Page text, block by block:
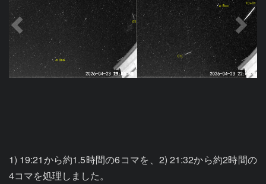
1) 19:21から約1.5時間の6コマを、2) 21:32から約2時間の
4コマを処理しました。